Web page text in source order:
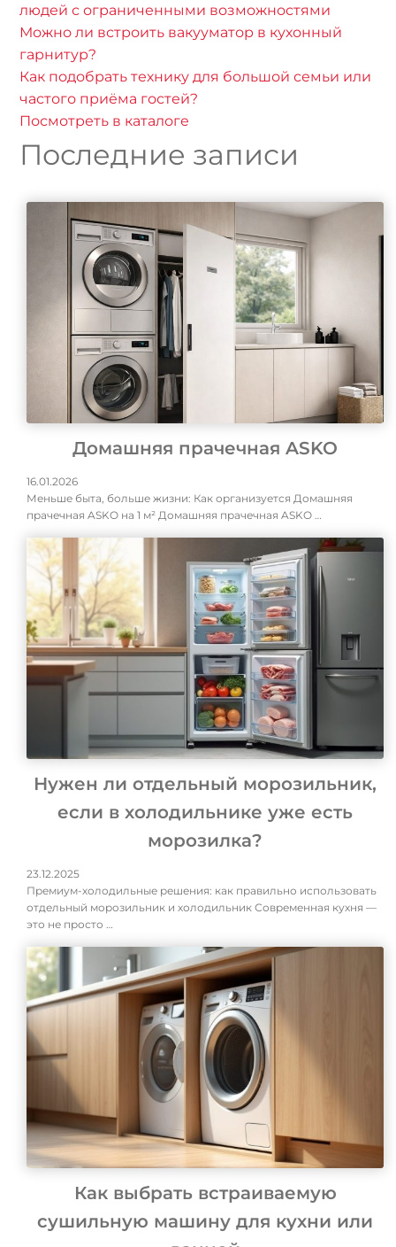
людей с ограниченными возможностями
Можно ли встроить вакууматор в кухонный
гарнитур?
Как подобрать технику для большой семьи или
частого приёма гостей?
Посмотреть в каталоге
Последние записи
Домашняя прачечная ASKO
16.01.2026
Меньше быта, больше жизни: Как организуется Домашняя
прачечная ASKO на 1 м² Домашняя прачечная ASKO …
Нужен ли отдельный морозильник,
если в холодильнике уже есть
морозилка?
23.12.2025
Премиум-холодильные решения: как правильно использовать
отдельный морозильник и холодильник Современная кухня —
это не просто …
Как выбрать встраиваемую
сушильную машину для кухни или